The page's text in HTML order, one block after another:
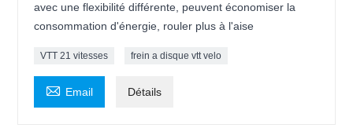
avec une flexibilité différente, peuvent économiser la
consommation d'énergie, rouler plus à l'aise
VTT 21 vitesses frein a disque vtt velo
 Email Détails